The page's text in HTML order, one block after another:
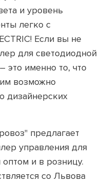
и уровень
легко с
Если вы не
для светодиодной
это именно то, что
возможно
дизайнерских
предлагает
управления для
и в розницу.
со Львова